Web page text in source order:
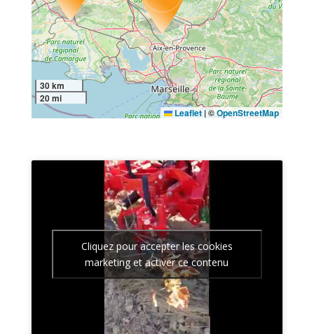
30 km
20 mi
Leaflet |©OpenStreetMap
Cliquez pour accepter les cookies
marketing et activer ce contenu